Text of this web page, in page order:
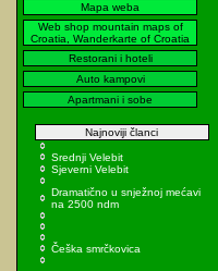
Mapa weba
Web shop mountain maps of
Croatia, Wanderkarte of Croatia
Restorani i hoteli
Auto kampovi
Apartmani i sobe
Najnoviji članci
Srednji Velebit
Sjeverni Velebit
Dramatično u snježnoj mećavi
na 2500 ndm
Češka smrčkovica